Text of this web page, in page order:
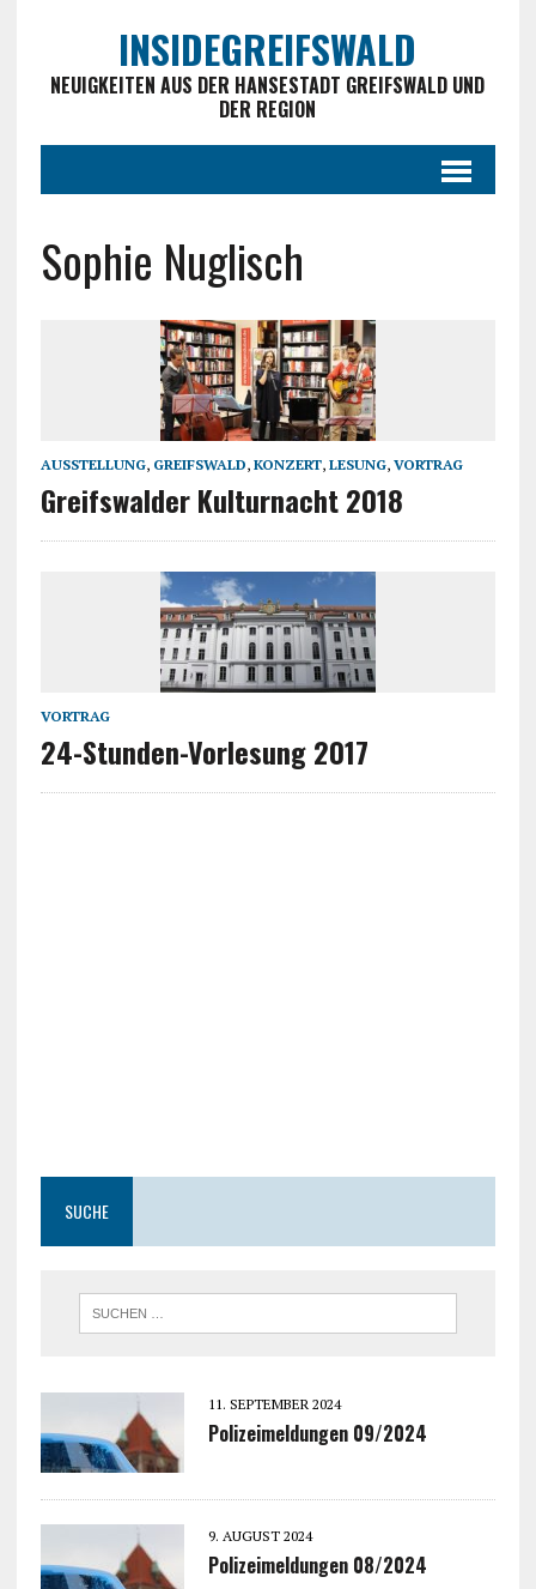
INSIDEGREIFSWALD
NEUIGKEITEN AUS DER HANSESTADT GREIFSWALD UND
DER REGION
Sophie Nuglisch
AUSSTELLUNG, GREIFSWALD, KONZERT, LESUNG, VORTRAG
Greifswalder Kulturnacht 2018
VORTRAG
24-Stunden-Vorlesung 2017
SUCHE
11. SEPTEMBER 2024
Polizeimeldungen 09/2024
9. AUGUST 2024
Polizeimeldungen 08/2024